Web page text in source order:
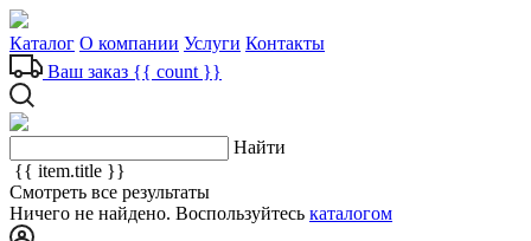
Каталог О компании Услуги Контакты
Ваш заказ {{ count }}
Найти
{{ item.title }}
Смотреть все результаты
Ничего не найдено. Воспользуйтесь каталогом